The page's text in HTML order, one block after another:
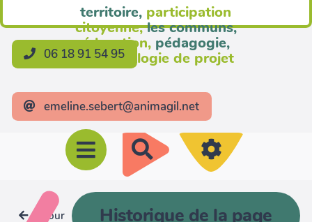
R
e
c
h
territoire, participation
citoyenne, les communs,
éducation, pédagogie,
méthodologie de projet
06 18 91 54 95
emeline.sebert@animagil.net
Retour Historique de la page